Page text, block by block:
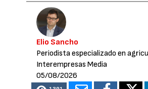
Elio Sancho
Periodista especializado en
Interempresas Media
05/08/2026